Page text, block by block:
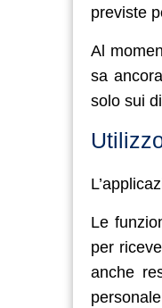
previste
Al
sa
solo sui
Le
per
anche